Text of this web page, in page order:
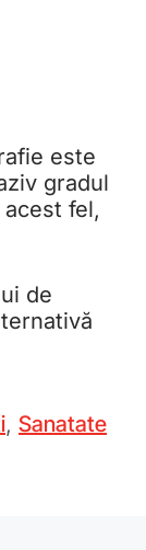
este
gradul
fel,
de
, Sanatate